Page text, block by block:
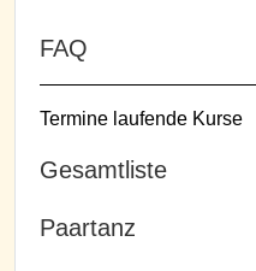
FAQ
Termine laufende Kurse
Gesamtliste
Paartanz